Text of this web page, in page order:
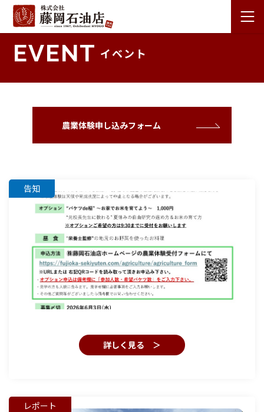
EVENT イベント
農業体験申し込みフォーム
告知
詳しく見る ＞
レポート